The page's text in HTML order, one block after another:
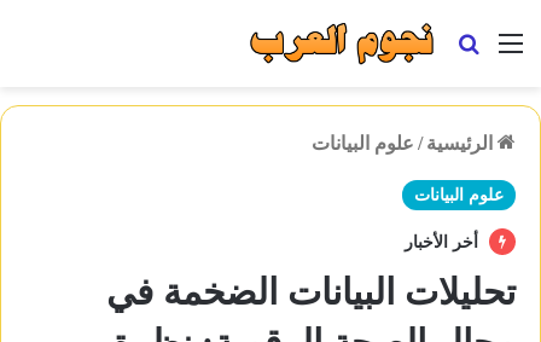
القائمة بحث
الرئيسية / علوم البيانات
علوم البيانات
أخر الأخبار
تحليلات البيانات الضخمة في